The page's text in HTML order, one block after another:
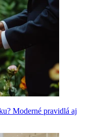
Moderné pravidlá aj